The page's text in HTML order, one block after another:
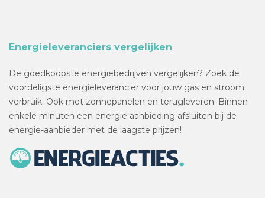
Energieleveranciers vergelijken
De goedkoopste energiebedrijven vergelijken? Zoek de
voordeligste energieleverancier voor jouw gas en stroom
verbruik. Ook met zonnepanelen en terugleveren. Binnen
enkele minuten een energie aanbieding afsluiten bij de
energie-aanbieder met de laagste prijzen!